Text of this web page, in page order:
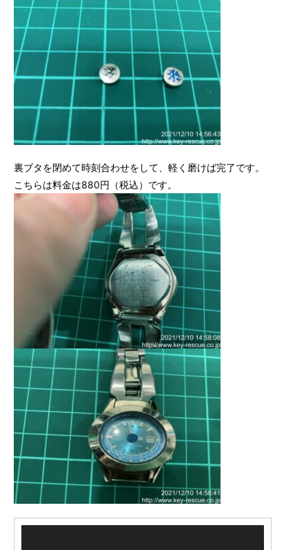
裏ブタを閉めて時刻合わせをして、軽く磨けば完了です。
こちらは料金は880円（税込）です。